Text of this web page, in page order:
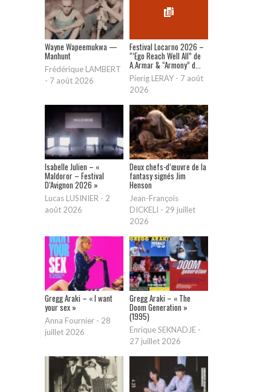
Wayne Wapeemukwa —
Manhunt
Frédérique LAMBERT
- 7 août 2026
Festival Locarno 2026 –
“’Ego Reach Well All” de
A.Armar & “Armony” d...
Pierig LERAY - 7 août
2026
Isabelle Julien – «
Maldoror – Festival
D’Avignon 2026 »
Lucas LUSINIER - 2
août 2026
Deux chefs-d’œuvre de la
fantasy signés Jim
Henson
Jean-François
DICKELI - 29 juillet
2026
Gregg Araki – « I want
your sex »
Anna Fournier - 28
juillet 2026
Gregg Araki – « The
Doom Generation »
(1995)
Enrique SEKNADJE -
27 juillet 2026